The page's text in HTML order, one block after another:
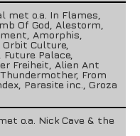
met o.a. In Flames,
Of God, Alestorm,
Amorphis,
Culture,
Palace,
Freiheit, Alien Ant
From
Parasite inc., Groza
o.a. Nick Cave & the